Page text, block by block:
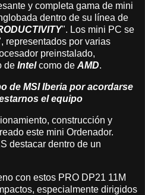
y completa gama de mini
dentro de su línea de
". Los mini PC se
representados por varias
preinstalado,
de Intelcomo de AMD.
de MSI Iberia por acordarse
el equipo
construcción y
este mini Ordenador.
destacar dentro de un
con estos PRO DP21 11M
especialmente dirigidos